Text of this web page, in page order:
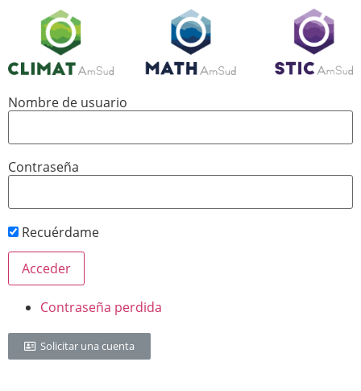
Nombre de usuario
Contraseña
Recuérdame
Contraseña perdida
Solicitar una cuenta